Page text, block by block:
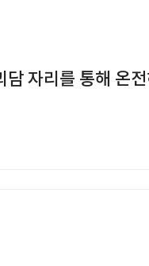
담 자리를 통해 온